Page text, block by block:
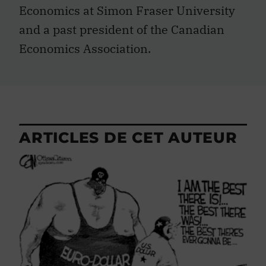
Economics at Simon Fraser University
and a past president of the Canadian
Economics Association.
ARTICLES DE CET AUTEUR